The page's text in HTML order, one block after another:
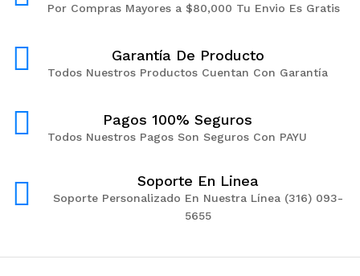
Por Compras Mayores a $80,000 Tu Envio Es Gratis
Garantía De Producto
Todos Nuestros Productos Cuentan Con Garantía
Pagos 100% Seguros
Todos Nuestros Pagos Son Seguros Con PAYU
Soporte En Linea
Soporte Personalizado En Nuestra Línea (316) 093-
5655